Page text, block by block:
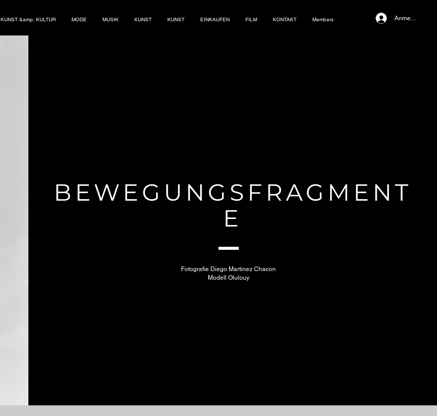
KUNST &amp; KULTUR MODE MUSIK KUNST KUNST EINKAUFEN FILM KONTAKT Members Anmelden
BEWEGUNGSFRAGMENT
E
Fotografie Diego Martinez Chacon
Modell Olulouy